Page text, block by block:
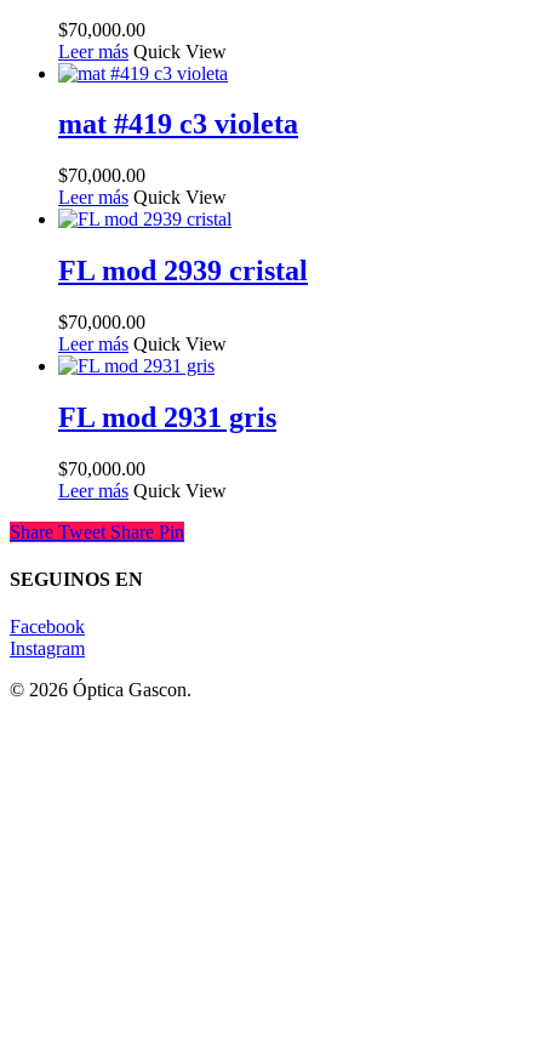
$70,000.00
Leer más Quick View
mat #419 c3 violeta
$70,000.00
Leer más Quick View
FL mod 2939 cristal
$70,000.00
Leer más Quick View
FL mod 2931 gris
$70,000.00
Leer más Quick View
Share Tweet Share Pin
SEGUINOS EN
Facebook
Instagram
© 2026 Óptica Gascon.